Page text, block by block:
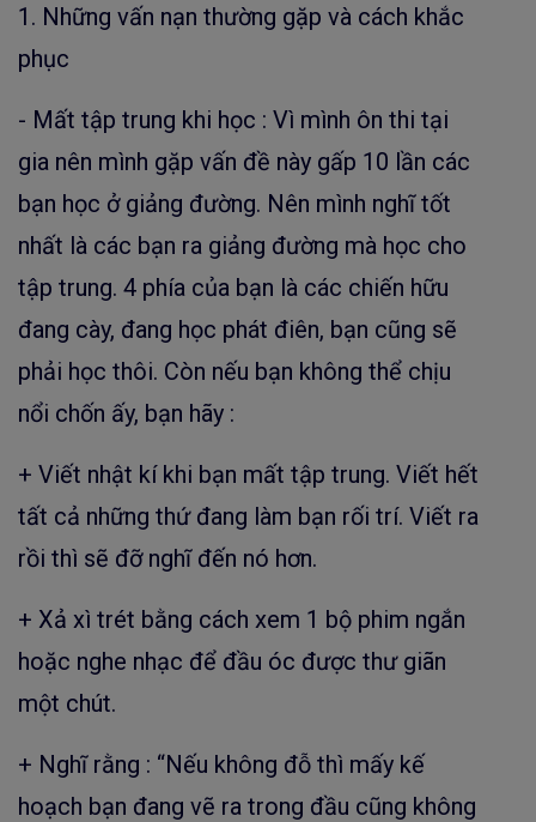
1. Những vấn nạn thường gặp và cách khắc
phục
- Mất tập trung khi học : Vì mình ôn thi tại
gia nên mình gặp vấn đề này gấp 10 lần các
bạn học ở giảng đường. Nên mình nghĩ tốt
nhất là các bạn ra giảng đường mà học cho
tập trung. 4 phía của bạn là các chiến hữu
đang cày, đang học phát điên, bạn cũng sẽ
phải học thôi. Còn nếu bạn không thể chịu
nổi chốn ấy, bạn hãy :
+ Viết nhật kí khi bạn mất tập trung. Viết hết
tất cả những thứ đang làm bạn rối trí. Viết ra
rồi thì sẽ đỡ nghĩ đến nó hơn.
+ Xả xì trét bằng cách xem 1 bộ phim ngắn
hoặc nghe nhạc để đầu óc được thư giãn
một chút.
+ Nghĩ rằng : “Nếu không đỗ thì mấy kế
hoạch bạn đang vẽ ra trong đầu cũng không